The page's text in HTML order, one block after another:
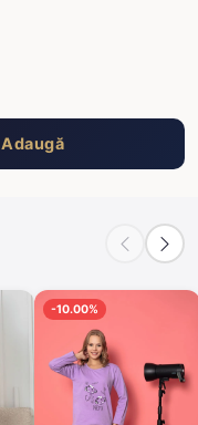
Adaugă
-10.00%